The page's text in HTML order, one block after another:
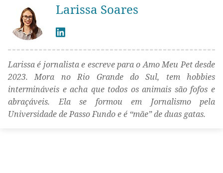
Larissa Soares
Larissa é jornalista e escreve para o Amo Meu Pet desde
2023. Mora no Rio Grande do Sul, tem hobbies
intermináveis e acha que todos os animais são fofos e
abraçáveis. Ela se formou em Jornalismo pela
Universidade de Passo Fundo e é “mãe” de duas gatas.